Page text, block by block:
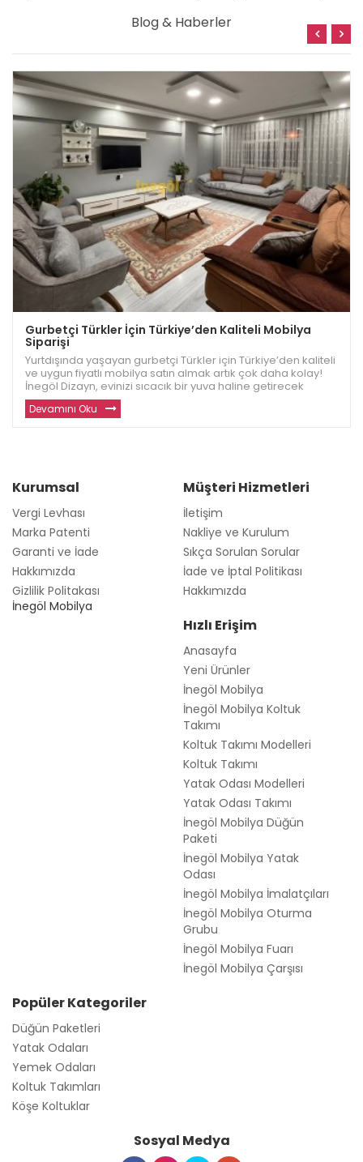
Blog & Haberler
Gurbetçi Türkler İçin Türkiye’den Kaliteli Mobilya
Siparişi
Yurtdışında yaşayan gurbetçi Türkler için Türkiye’den kaliteli
ve uygun fiyatlı mobilya satın almak artık çok daha kolay!
İnegöl Dizayn, evinizi sıcacık bir yuva haline getirecek
dayanıklı ve modern mobilyalar sunuyor. Avrupa ve diğer
ülkelerde yaşayan gu
Devamını Oku
Kurumsal
Vergi Levhası
Marka Patenti
Garanti ve İade
Hakkımızda
Gizlilik Politakası
İnegöl Mobilya
Müşteri Hizmetleri
İletişim
Nakliye ve Kurulum
Sıkça Sorulan Sorular
İade ve İptal Politikası
Hakkımızda
Hızlı Erişim
Anasayfa
Yeni Ürünler
İnegöl Mobilya
İnegöl Mobilya Koltuk
Takımı
Koltuk Takımı Modelleri
Koltuk Takımı
Yatak Odası Modelleri
Yatak Odası Takımı
İnegöl Mobilya Düğün
Paketi
İnegöl Mobilya Yatak
Odası
İnegöl Mobilya İmalatçıları
İnegöl Mobilya Oturma
Grubu
İnegöl Mobilya Fuarı
İnegöl Mobilya Çarşısı
Popüler Kategoriler
Düğün Paketleri
Yatak Odaları
Yemek Odaları
Koltuk Takımları
Köşe Koltuklar
Sosyal Medya